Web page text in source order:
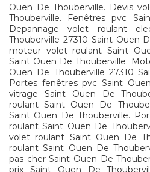
Ouen De Thouberville. Devis
Thouberville. Fenêtres pvc
Depannage volet roulant
Thouberville 27310 Saint Ouen
moteur volet roulant Saint
Saint Ouen De Thouberville.
Ouen De Thouberville 27310
Portes fenêtres pvc Saint
vitrage Saint Ouen De
roulant Saint Ouen De
Saint Ouen De Thouberville.
roulant Saint Ouen De
volet roulant Saint Ouen De
roulant Saint Ouen De
pas cher Saint Ouen De
prix Saint Ouen De